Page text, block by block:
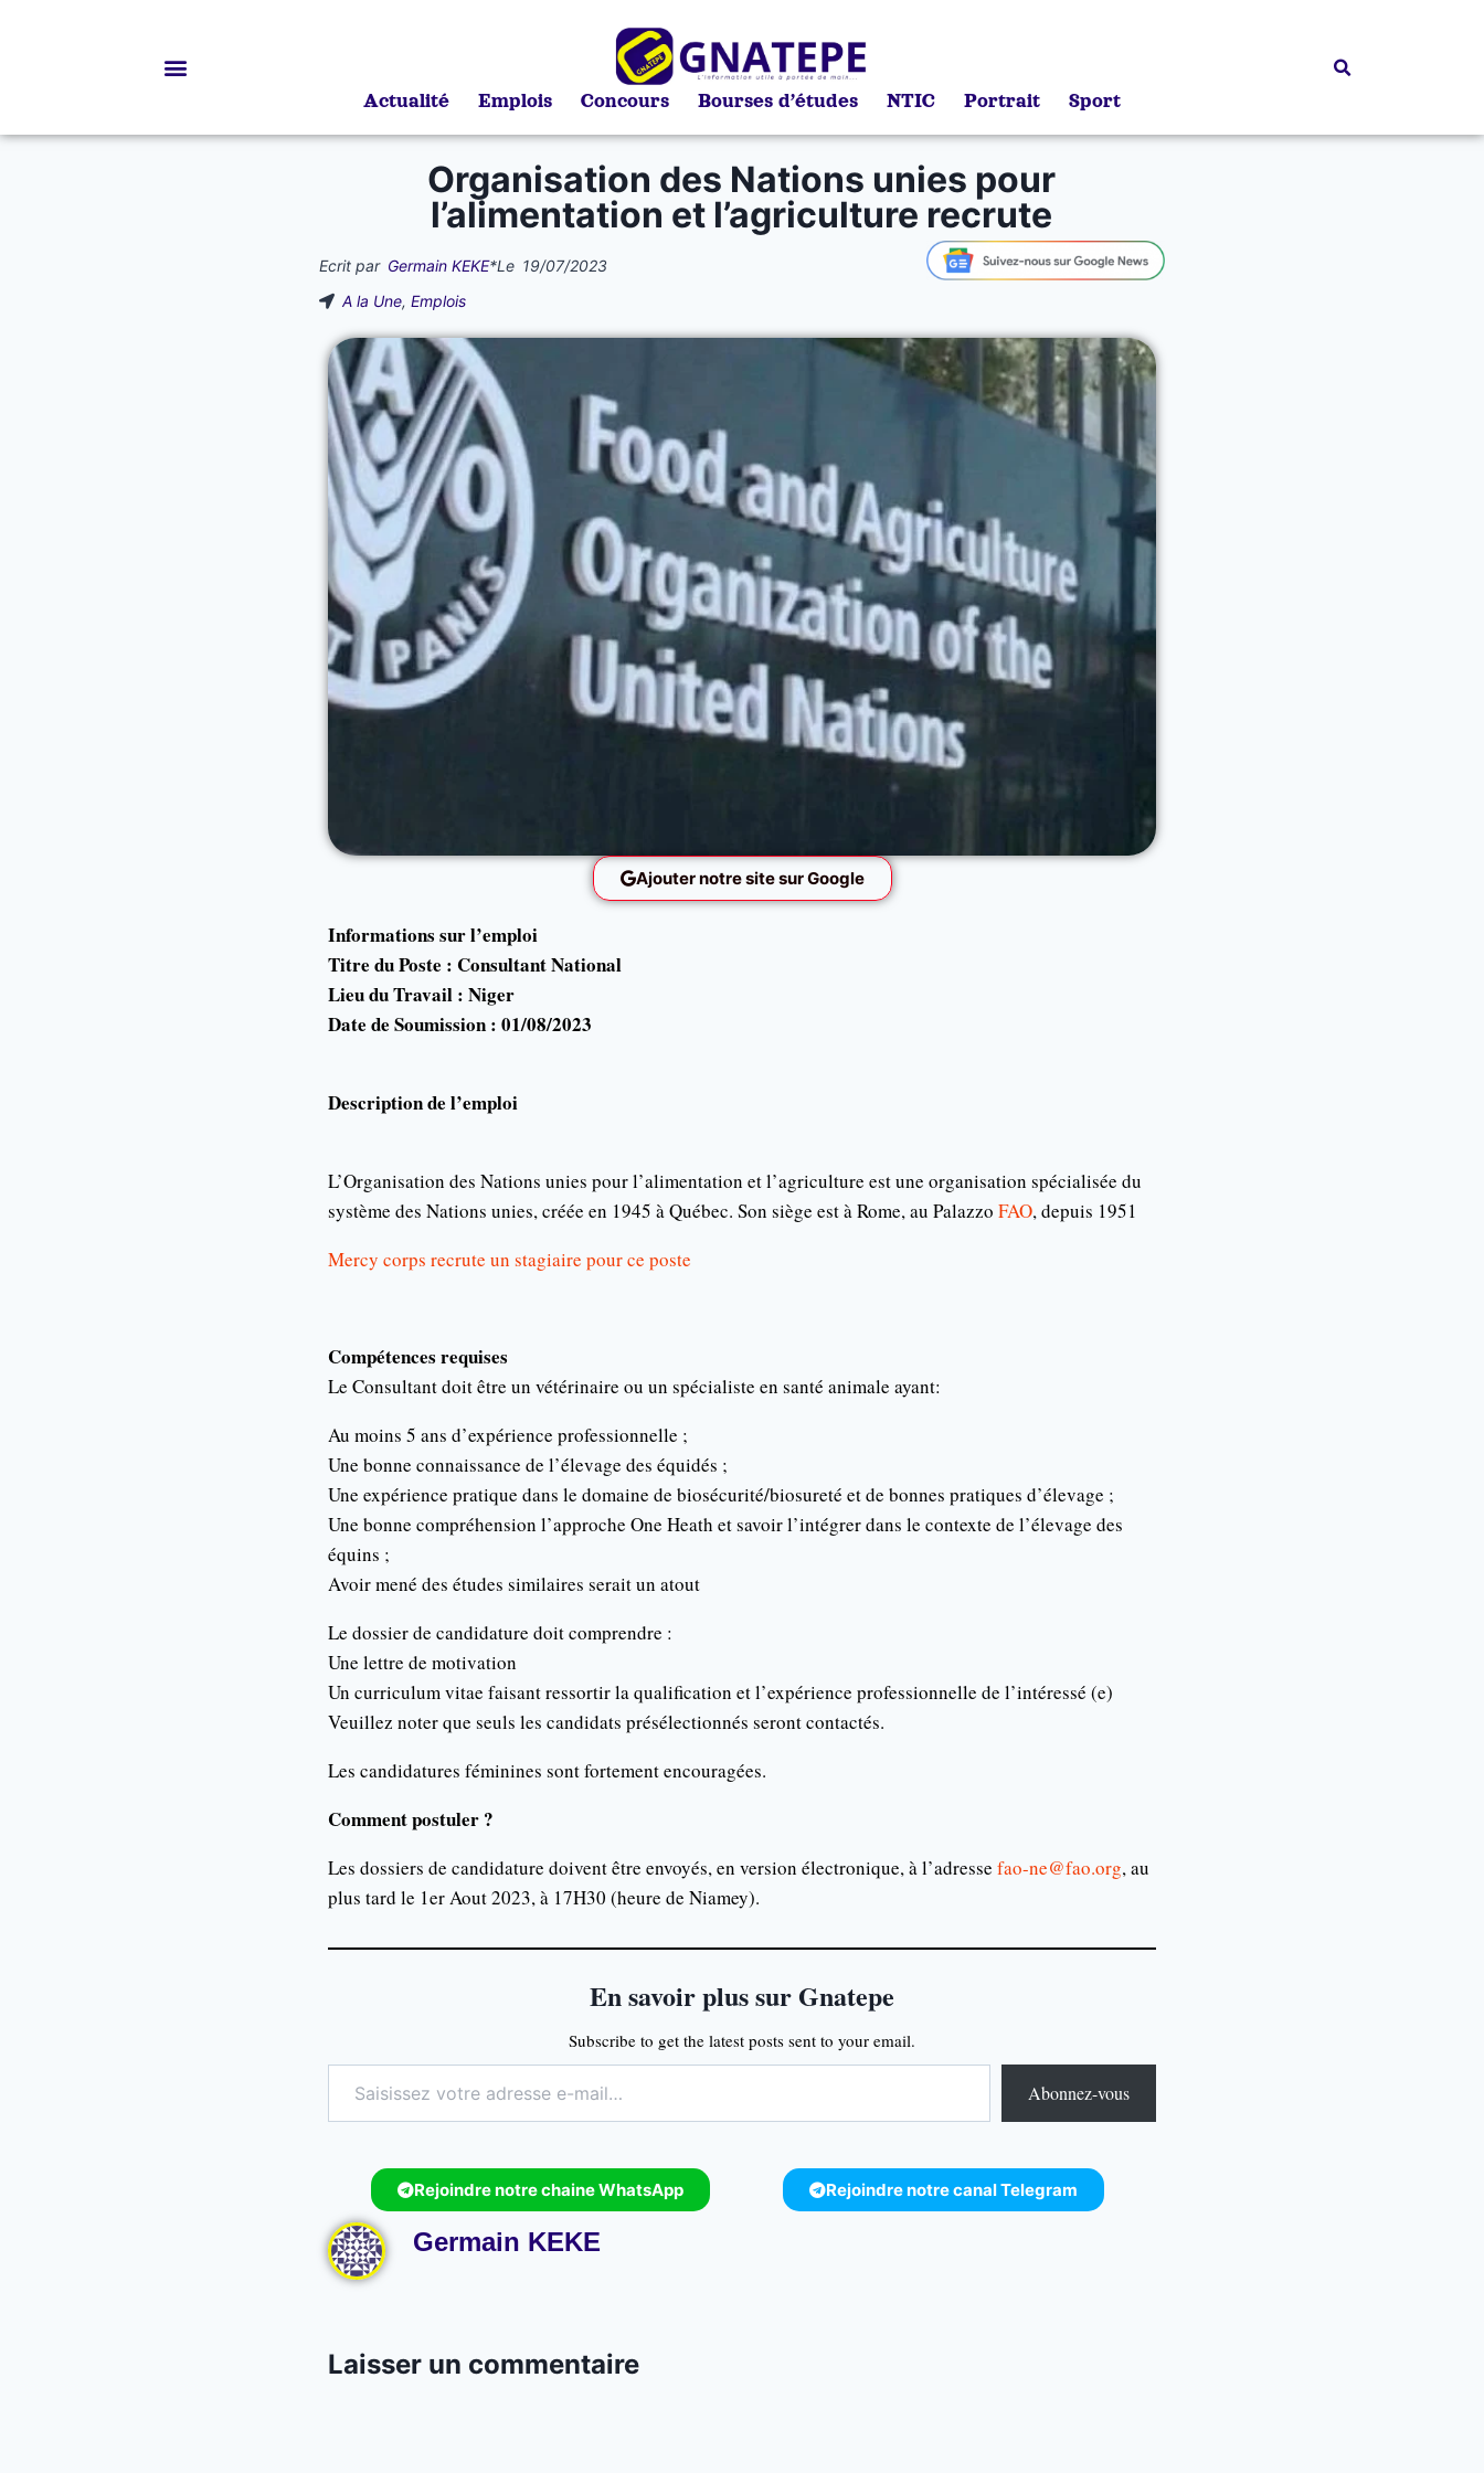
Actualité Emplois Concours Bourses d’études NTIC Portrait Sport
Organisation des Nations unies pour
l’alimentation et l’agriculture recrute
Ecrit par Germain KEKE*Le 19/07/2023
A la Une, Emplois
Ajouter notre site sur Google
Informations sur l’emploi
Titre du Poste : Consultant National
Lieu du Travail : Niger
Date de Soumission : 01/08/2023
Description de l’emploi
L’Organisation des Nations unies pour l’alimentation et l’agriculture est une organisation spécialisée du
système des Nations unies, créée en 1945 à Québec. Son siège est à Rome, au Palazzo FAO, depuis 1951
Mercy corps recrute un stagiaire pour ce poste
Compétences requises
Le Consultant doit être un vétérinaire ou un spécialiste en santé animale ayant:
Au moins 5 ans d’expérience professionnelle ;
Une bonne connaissance de l’élevage des équidés ;
Une expérience pratique dans le domaine de biosécurité/biosureté et de bonnes pratiques d’élevage ;
Une bonne compréhension l’approche One Heath et savoir l’intégrer dans le contexte de l’élevage des
équins ;
Avoir mené des études similaires serait un atout
Le dossier de candidature doit comprendre :
Une lettre de motivation
Un curriculum vitae faisant ressortir la qualification et l’expérience professionnelle de l’intéressé (e)
Veuillez noter que seuls les candidats présélectionnés seront contactés.
Les candidatures féminines sont fortement encouragées.
Comment postuler ?
Les dossiers de candidature doivent être envoyés, en version électronique, à l’adresse fao-ne@fao.org, au
plus tard le 1er Aout 2023, à 17H30 (heure de Niamey).
En savoir plus sur Gnatepe
Subscribe to get the latest posts sent to your email.
Abonnez-vous
Rejoindre notre chaine WhatsApp Rejoindre notre canal Telegram
Germain KEKE
Laisser un commentaire